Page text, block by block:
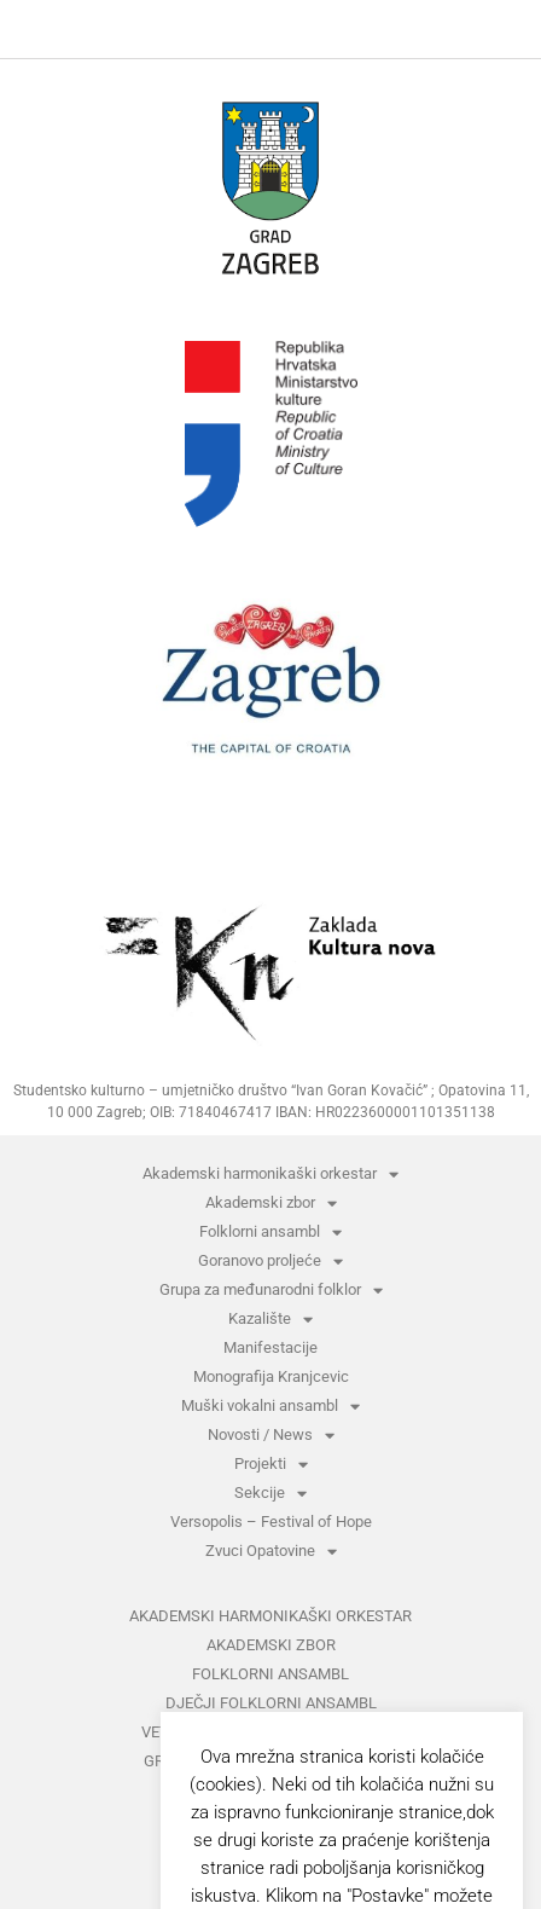
Studentsko kulturno – umjetničko društvo “Ivan Goran Kovačić” ; Opatovina 11,
10 000 Zagreb; OIB: 71840467417 IBAN: HR0223600001101351138
Akademski harmonikaški orkestar
Akademski zbor
Folklorni ansambl
Goranovo proljeće
Grupa za međunarodni folklor
Kazalište
Manifestacije
Monografija Kranjcevic
Muški vokalni ansambl
Novosti / News
Projekti
Sekcije
Versopolis – Festival of Hope
Zvuci Opatovine
AKADEMSKI HARMONIKAŠKI ORKESTAR
AKADEMSKI ZBOR
FOLKLORNI ANSAMBL
DJEČJI FOLKLORNI ANSAMBL
VETERANI FOLKLORNOG ANSAMBLA
GRUPA ZA MEĐUNARODNI FOLKLOR
KAZALIŠTE
MUŠKI VOKALNI ANSAMBL
ZAJEDNIČKI KONCERTI
Ova mrežna stranica koristi kolačiće
(cookies). Neki od tih kolačića nužni su
za ispravno funkcioniranje stranice,dok
se drugi koriste za praćenje korištenja
stranice radi poboljšanja korisničkog
iskustva. Klikom na "Postavke" možete